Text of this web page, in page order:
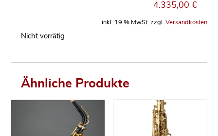
4.335,00€
inkl. 19 % MwSt. zzgl. Versandkosten
Nicht vorrätig
Ähnliche Produkte